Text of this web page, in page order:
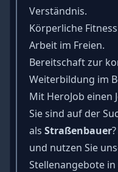
Verständnis.
Körperliche
Arbeit im Freien.
Bereitschaft zur
Weiterbildung im
Mit HeroJob einen
Sie sind auf der
als Straßenbauer
und nutzen Sie
Stellenangebote